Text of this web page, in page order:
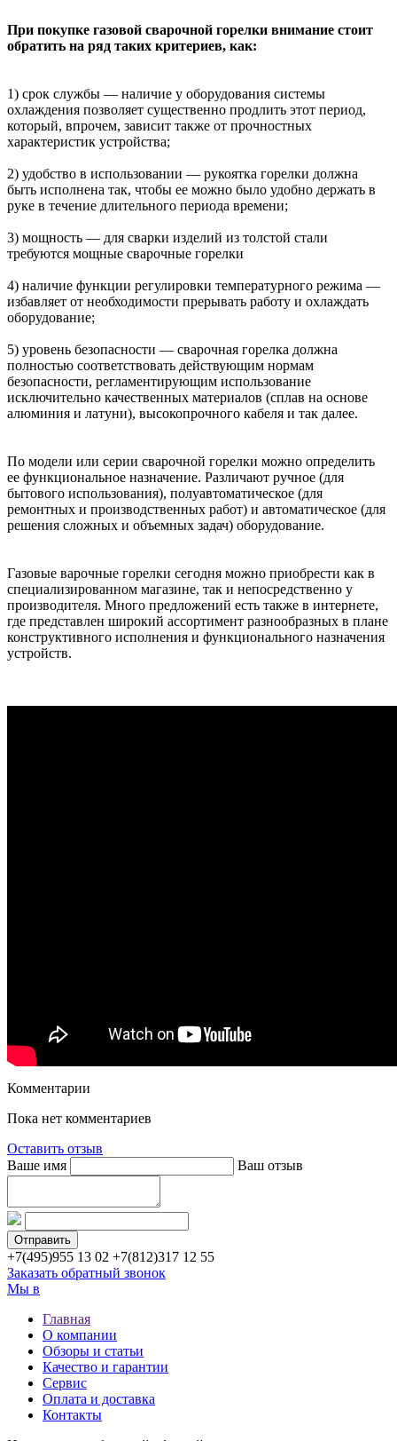
При покупке газовой сварочной горелки внимание стоит
обратить на ряд таких критериев, как:
1) срок службы — наличие у оборудования системы
охлаждения позволяет существенно продлить этот период,
который, впрочем, зависит также от прочностных
характеристик устройства;
2) удобство в использовании — рукоятка горелки должна
быть исполнена так, чтобы ее можно было удобно держать в
руке в течение длительного периода времени;
3) мощность — для сварки изделий из толстой стали
требуются мощные сварочные горелки
4) наличие функции регулировки температурного режима —
избавляет от необходимости прерывать работу и охлаждать
оборудование;
5) уровень безопасности — сварочная горелка должна
полностью соответствовать действующим нормам
безопасности, регламентирующим использование
исключительно качественных материалов (сплав на основе
алюминия и латуни), высокопрочного кабеля и так далее.
По модели или серии сварочной горелки можно определить
ее функциональное назначение. Различают ручное (для
бытового использования), полуавтоматическое (для
ремонтных и производственных работ) и автоматическое (для
решения сложных и объемных задач) оборудование.
Газовые варочные горелки сегодня можно приобрести как в
специализированном магазине, так и непосредственно у
производителя. Много предложений есть также в интернете,
где представлен широкий ассортимент разнообразных в плане
конструктивного исполнения и функционального назначения
устройств.
Комментарии
Пока нет комментариев
Оставить отзыв
Ваше имя
Ваш отзыв
+7(495)955 13 02 +7(812)317 12 55
Заказать обратный звонок
Мы в
Главная
О компании
Обзоры и статьи
Качество и гарантии
Сервис
Оплата и доставка
Контакты